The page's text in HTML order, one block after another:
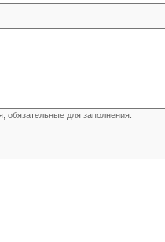
обязательные для заполнения.